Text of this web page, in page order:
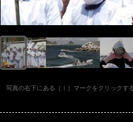
写真の右下にある［ｉ］マークをクリックす